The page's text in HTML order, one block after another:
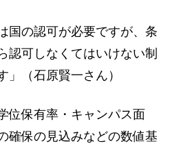
国の認可が必要ですが、条
認可しなくてはいけない制
」（石原賢一さん）
位保有率・キャンパス面
確保の見込みなどの数値基